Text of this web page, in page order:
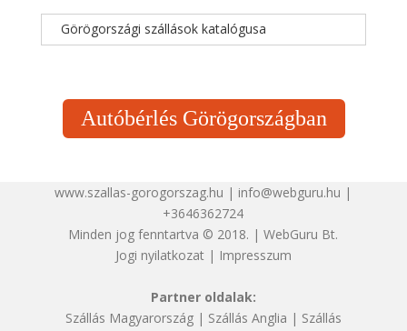
Görögországi szállások katalógusa
Autóbérlés Görögországban
www.szallas-gorogorszag.hu | info@webguru.hu |
+3646362724
Minden jog fenntartva © 2018. | WebGuru Bt.
Jogi nyilatkozat| Impresszum
Partner oldalak:
Szállás Magyarország| Szállás Anglia | Szállás